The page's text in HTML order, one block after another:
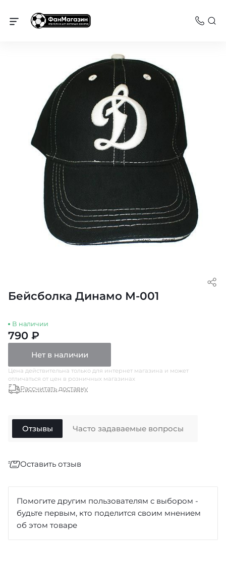
Динамо
Бейсболка Динамо М-001
В наличии
790 ₽
Нет в наличии
Цена действительна только для интернет магазина и может
отличаться от цен в розничных магазинах
Рассчитать доставку
Отзывы
Оставить отзыв
Помогите другим пользователям с выбором -
будьте первым, кто поделится своим мнением
об этом товаре
Часто задаваемые вопросы